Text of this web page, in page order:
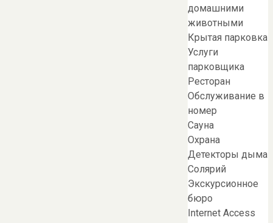
домашними
животными
Крытая парковка
Услуги
парковщика
Ресторан
Обслуживание в
номер
Сауна
Охрана
Детекторы дыма
Солярий
Экскурсионное
бюро
Internet Access